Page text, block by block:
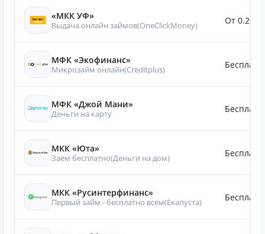
«МКК УФ»
Выдача онлайн займов(OneClickMoney) От 0.20%
МФК «Экофинанс»
Микрозайм онлайн(Creditplus)
МФК «Джой Мани»
Деньги на карту
МКК «Юта»
Заём бесплатно(Деньги на дом)
МКК «Русинтерфинанс»
Первый займ - бесплатно всем(Eкапуста)